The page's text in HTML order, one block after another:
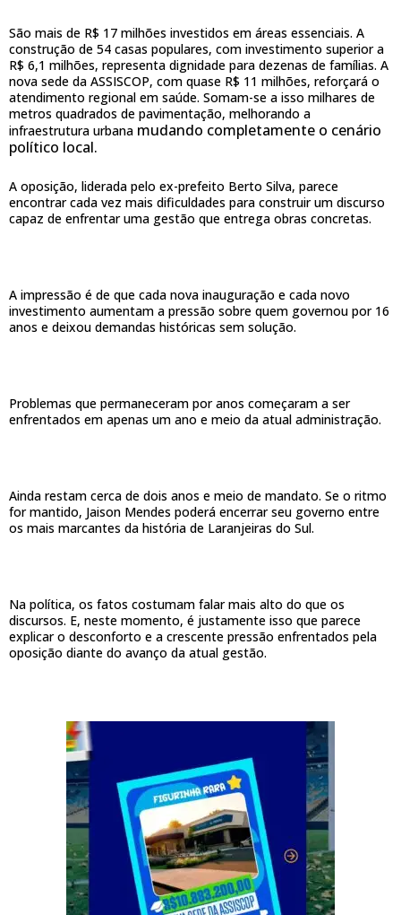
São mais de R$ 17 milhões investidos em áreas essenciais. A
construção de 54 casas populares, com investimento superior a
R$ 6,1 milhões, representa dignidade para dezenas de famílias. A
nova sede da ASSISCOP, com quase R$ 11 milhões, reforçará o
atendimento regional em saúde. Somam-se a isso milhares de
metros quadrados de pavimentação, melhorando a
infraestrutura urbana mudando completamente o cenário
político local.
A oposição, liderada pelo ex-prefeito Berto Silva, parece
encontrar cada vez mais dificuldades para construir um discurso
capaz de enfrentar uma gestão que entrega obras concretas.
A impressão é de que cada nova inauguração e cada novo
investimento aumentam a pressão sobre quem governou por 16
anos e deixou demandas históricas sem solução.
Problemas que permaneceram por anos começaram a ser
enfrentados em apenas um ano e meio da atual administração.
Ainda restam cerca de dois anos e meio de mandato. Se o ritmo
for mantido, Jaison Mendes poderá encerrar seu governo entre
os mais marcantes da história de Laranjeiras do Sul.
Na política, os fatos costumam falar mais alto do que os
discursos. E, neste momento, é justamente isso que parece
explicar o desconforto e a crescente pressão enfrentados pela
oposição diante do avanço da atual gestão.